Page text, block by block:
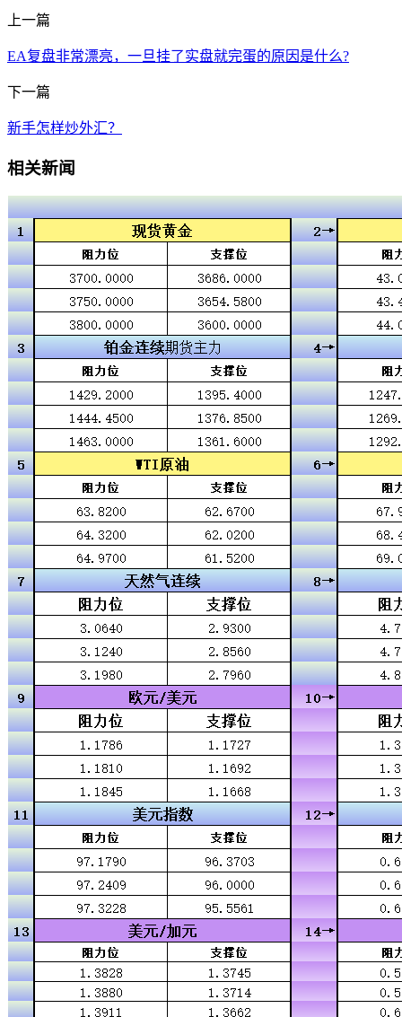
上一篇
EA复盘非常漂亮，一旦挂了实盘就完蛋的原因是什么?
下一篇
新手怎样炒外汇？
相关新闻